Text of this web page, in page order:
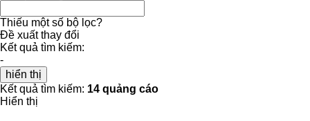
Thiếu một số bộ lọc?
Đề xuất thay đổi
Kết quả tìm kiếm:
-
hiển thị
Kết quả tìm kiếm: 14 quảng cáo
Hiển thị